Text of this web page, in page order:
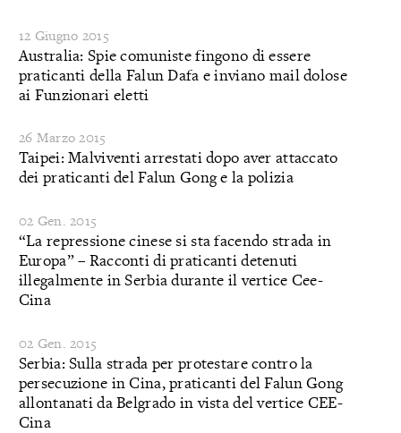
12 Giugno 2015
Australia: Spie comuniste fingono di essere
praticanti della Falun Dafa e inviano mail dolose
ai Funzionari eletti
26 Marzo 2015
Taipei: Malviventi arrestati dopo aver attaccato
dei praticanti del Falun Gong e la polizia
02 Gen. 2015
“La repressione cinese si sta facendo strada in
Europa” – Racconti di praticanti detenuti
illegalmente in Serbia durante il vertice Cee-
Cina
02 Gen. 2015
Serbia: Sulla strada per protestare contro la
persecuzione in Cina, praticanti del Falun Gong
allontanati da Belgrado in vista del vertice CEE-
Cina